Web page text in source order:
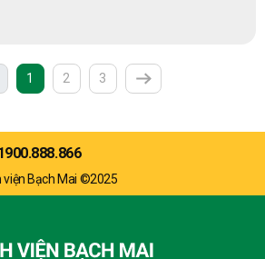
1 (current)
2
3
Next
viện Bạch Mai ©2025